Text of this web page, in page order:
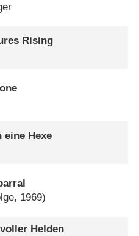
Rising
eine Hexe
1969)
Helden